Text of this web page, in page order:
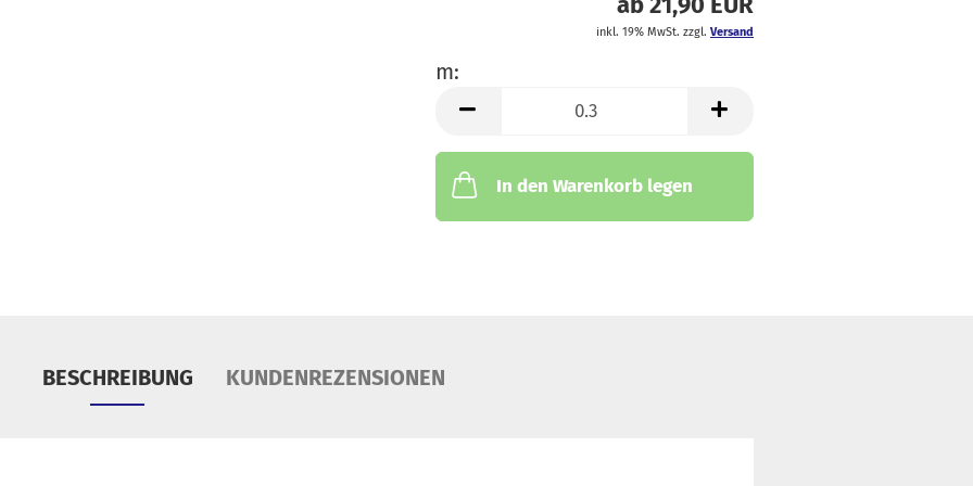
Strickstoffe & Walk
inkl. 19% MwSt. zzgl. Versand
m:
In den Warenkorb legen
BESCHREIBUNG KUNDENREZENSIONEN